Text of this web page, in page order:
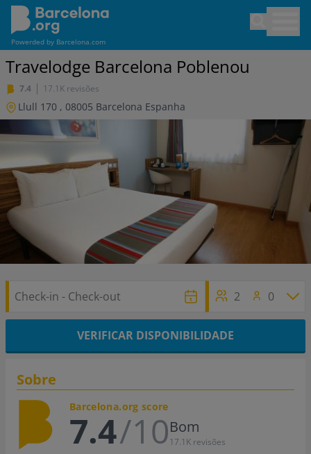
Pular
conteúdo
principal
Powerded by Barcelona.com
Travelodge Barcelona Poblenou
7.4 17.1K revisões
Llull 170 , 08005 Barcelona Espanha
2 0
VERIFICAR DISPONIBILIDADE
Sobre
Barcelona.org score
7.4/10Bom
17.1K revisões